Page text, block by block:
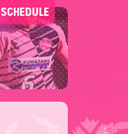
SCHEDULE